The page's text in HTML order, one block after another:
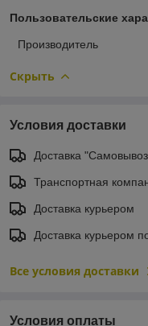
Пользовательские
Производитель
Скрыть
Условия доставки
Доставка
Транспортная
Доставка курьером
Доставка курьером
Все условия доставки
Условия оплаты